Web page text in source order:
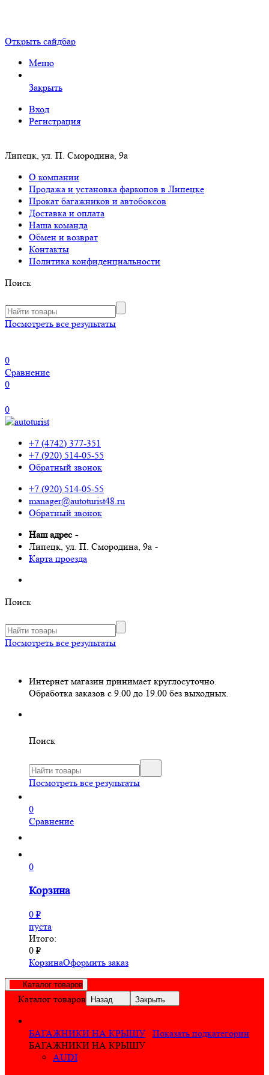
Открыть сайдбар
Меню
Закрыть
Вход
Регистрация
Липецк, ул. П. Смородина, 9а
О компании
Продажа и установка фаркопов в Липецке
Прокат багажников и автобоксов
Доставка и оплата
Наша команда
Обмен и возврат
Контакты
Политика конфиденциальности
Поиск
Посмотреть все результаты
0
Сравнение
0
0
+7 (4742) 377-351
+7 (920) 514-05-55
Обратный звонок
+7 (920) 514-05-55
manager@autoturist48.ru
Обратный звонок
Наш адрес -
Липецк, ул. П. Смородина, 9а -
Карта проезда
Поиск
Посмотреть все результаты
Интернет магазин принимает круглосуточно.
Обработка заказов с 9.00 до 19.00 без выходных.
Поиск
Посмотреть все результаты
0
Сравнение
0
Корзина
0 ₽
пуста
Итого:
0 ₽
КорзинаОформить заказ
Каталог товаров
Каталог товаров Назад Закрыть
БАГАЖНИКИ НА КРЫШУ
Показать подкатегории
БАГАЖНИКИ НА КРЫШУ
AUDI